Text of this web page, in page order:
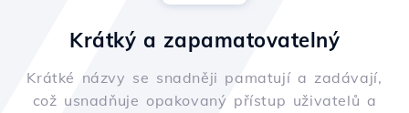
Krátký a zapamatovatelný
Krátké názvy se snadněji pamatují a zadávají,
což usnadňuje opakovaný přístup uživatelů a